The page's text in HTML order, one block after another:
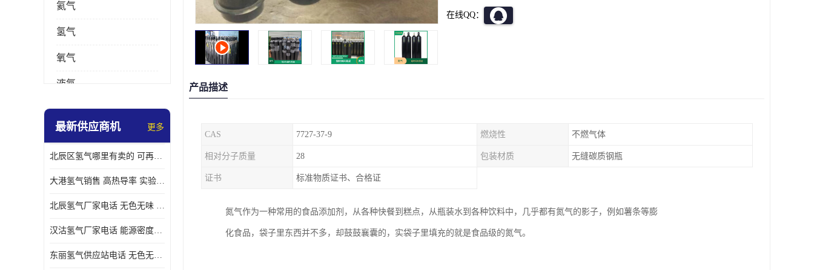
氦气
氢气
氧气
液氮
乙炔
最新供应商机 更多
北辰区氢气哪里有卖的 可再生 实验室应用
大港氢气销售 高热导率 实验室应用
北辰氢气厂家电话 无色无味 凝点为-259
汉沽氢气厂家电话 能源密度高 储存和传输便利
东丽氢气供应站电话 无色无味 储存和传输便利
在线QQ：
产品描述
CAS 7727-37-9 燃烧性 不燃气体
相对分子质量 28 包装材质 无缝碳质钢瓶
证书 标准物质证书、合格证
氮气作为一种常用的食品添加剂，从各种快餐到糕点，从瓶装水到各种饮料中，几乎都有氮气的影子，例如薯条等膨
化食品，袋子里东西并不多，却鼓鼓襄囊的，实袋子里填充的就是食品级的氮气。